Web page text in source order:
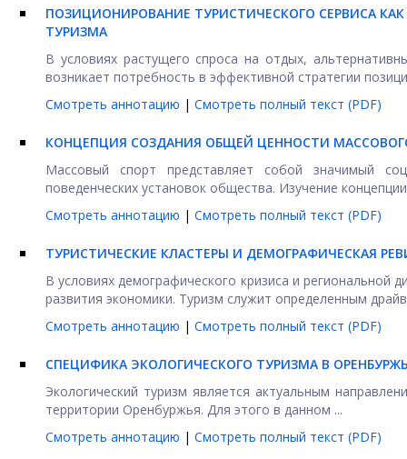
ПОЗИЦИОНИРОВАНИЕ ТУРИСТИЧЕСКОГО СЕРВИСА КАК
ТУРИЗМА
В условиях растущего спроса на отдых,
возникает потребность в эффективной стратегии
Смотреть аннотацию | Смотреть полный текст (PDF)
КОНЦЕПЦИЯ СОЗДАНИЯ ОБЩЕЙ ЦЕННОСТИ
Массовый спорт представляет собой значимый
поведенческих установок общества. Изучение
Смотреть аннотацию | Смотреть полный текст (PDF)
ТУРИСТИЧЕСКИЕ КЛАСТЕРЫ И ДЕМОГРАФИЧЕСКАЯ
В условиях демографического кризиса и региональной
развития экономики. Туризм служит определенным
Смотреть аннотацию | Смотреть полный текст (PDF)
СПЕЦИФИКА ЭКОЛОГИЧЕСКОГО ТУРИЗМА В
Экологический туризм является актуальным
территории Оренбуржья. Для этого в данном ...
Смотреть аннотацию | Смотреть полный текст (PDF)